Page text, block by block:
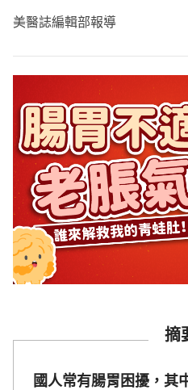
美醫誌編輯部報導
摘
國人常有腸胃困擾，其